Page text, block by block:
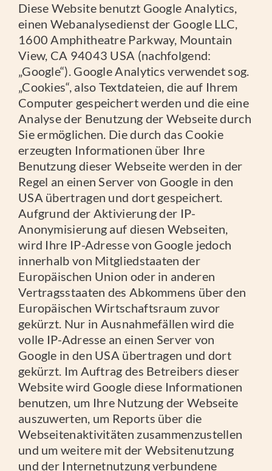
Diese Website benutzt Google Analytics,
einen Webanalysedienst der Google LLC,
1600 Amphitheatre Parkway, Mountain
View, CA 94043 USA (nachfolgend:
„Google“). Google Analytics verwendet sog.
„Cookies“, also Textdateien, die auf Ihrem
Computer gespeichert werden und die eine
Analyse der Benutzung der Webseite durch
Sie ermöglichen. Die durch das Cookie
erzeugten Informationen über Ihre
Benutzung dieser Webseite werden in der
Regel an einen Server von Google in den
USA übertragen und dort gespeichert.
Aufgrund der Aktivierung der IP-
Anonymisierung auf diesen Webseiten,
wird Ihre IP-Adresse von Google jedoch
innerhalb von Mitgliedstaaten der
Europäischen Union oder in anderen
Vertragsstaaten des Abkommens über den
Europäischen Wirtschaftsraum zuvor
gekürzt. Nur in Ausnahmefällen wird die
volle IP-Adresse an einen Server von
Google in den USA übertragen und dort
gekürzt. Im Auftrag des Betreibers dieser
Website wird Google diese Informationen
benutzen, um Ihre Nutzung der Webseite
auszuwerten, um Reports über die
Webseitenaktivitäten zusammenzustellen
und um weitere mit der Websitenutzung
und der Internetnutzung verbundene